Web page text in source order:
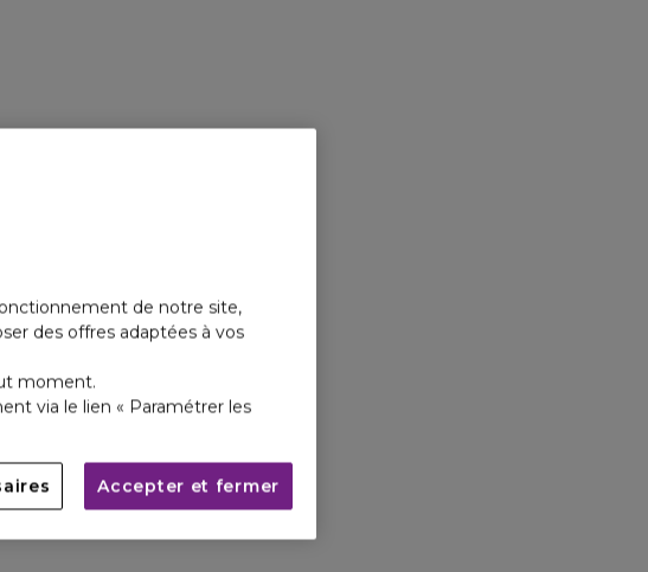
de notre site,
des offres adaptées à vos
moment.
via le lien « Paramétrer les
Accepter et fermer